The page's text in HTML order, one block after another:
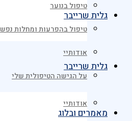
גלית שרייבר
אודותיי
על הגישה הטיפולית שלי
מאמרים ובלוג
טיפול בנוער
טיפול בהפרעות ומחלות נפש
גלית שרייבר
אודותיי